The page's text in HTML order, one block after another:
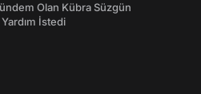
Olan Kübra Süzgün
İstedi